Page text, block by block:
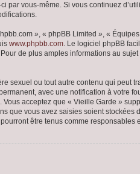
par vous-même. Si vous continuez
», « phpBB Limited », «
www.phpbb.com. Le logiciel phpBB
de plus amples informations au
sexuel ou tout autre contenu qui peut
avec une notification à votre
acceptez que « Vieille Garde »
que vous avez saisies soient stockées
être tenus comme responsables